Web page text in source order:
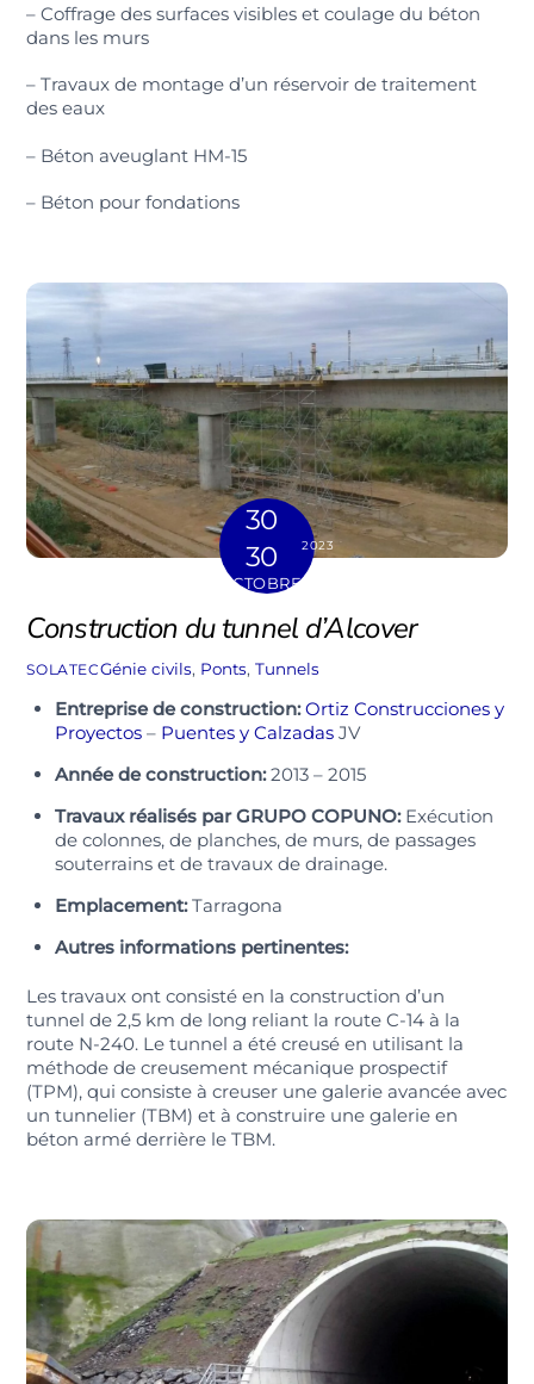
– Coffrage des surfaces visibles et coulage du béton
dans les murs
– Travaux de montage d’un réservoir de traitement
des eaux
– Béton aveuglant HM-15
– Béton pour fondations
30
30
OCTOBRE
2023
Construction du tunnel d’Alcover
SOLATECGénie civils, Ponts, Tunnels
Entreprise de construction: Ortiz Construcciones y
Proyectos – Puentes y Calzadas JV
Année de construction:2013 – 2015
Travaux réalisés par GRUPO COPUNO:Exécution
de colonnes, de planches, de murs, de passages
souterrains et de travaux de drainage.
Emplacement:Tarragona
Autres informations pertinentes:
Les travaux ont consisté en la construction d’un
tunnel de 2,5 km de long reliant la route C-14 à la
route N-240. Le tunnel a été creusé en utilisant la
méthode de creusement mécanique prospectif
(TPM), qui consiste à creuser une galerie avancée avec
un tunnelier (TBM) et à construire une galerie en
béton armé derrière le TBM.